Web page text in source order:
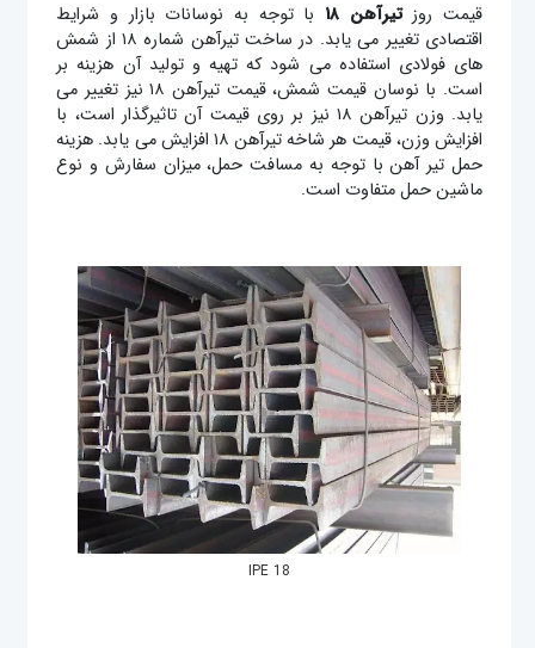
قیمت روزتیرآهن ۱۸
با توجه به نوسانات بازار و شرایط
اقتصادی تغییر می یابد. در ساخت تیرآهن شماره ۱۸ از شمش
های فولادی استفاده می شود که تهیه و تولید آن هزینه بر
است. با نوسان قیمت شمش، قیمت تیرآهن ۱۸ نیز تغییر می
یابد. وزن تیرآهن ۱۸ نیز بر روی قیمت آن تاثیرگذار است، با
افزایش وزن، قیمت هر شاخه تیرآهن ۱۸ افزایش می یابد. هزینه
حمل تیر آهن با توجه به مسافت حمل، میزان سفارش و نوع
ماشین حمل متفاوت است.
IPE 18